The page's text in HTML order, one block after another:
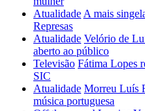
Atualidade A mais
Represas
Atualidade Velório de
aberto ao público
Televisão Fátima Lopes
SIC
Atualidade Morreu Luís
música portuguesa